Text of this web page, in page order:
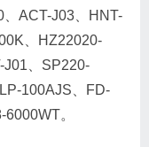
ACT-J03、HNT-
、HZ22020-
J01、SP220-
100AJS、FD-
。